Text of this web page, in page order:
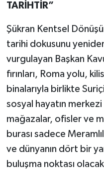
TARİHTİR”
Şükran Kentsel
tarihi dokusunu yeniden
vurgulayan Başkan
fırınları, Roma yolu,
binalarıyla birlikte
sosyal hayatın
mağazalar, ofisler ve
burası sadece
ve dünyanın dört bir
buluşma noktası